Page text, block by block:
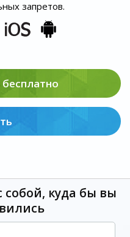
запретов.
собой, куда бы вы